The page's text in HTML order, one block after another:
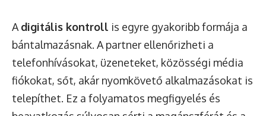
A digitális kontroll is egyre gyakoribb formája a
bántalmazásnak. A partner ellenőrizheti a
telefonhívásokat, üzeneteket, közösségi média
fiókokat, sőt, akár nyomkövető alkalmazásokat is
telepíthet. Ez a folyamatos megfigyelés és